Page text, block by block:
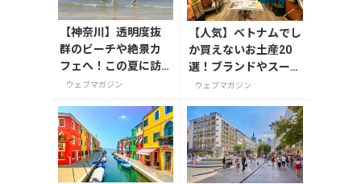
【神奈川】透明度抜
群のビーチや絶景カ
フェへ！この夏に訪
れたい三浦半島の穴
ウェブマガジン
【人気】ベトナムでし
か買えないお土産20
選！ブランドやスーパ
ーのお菓子や雑貨まで
ウェブマガジン